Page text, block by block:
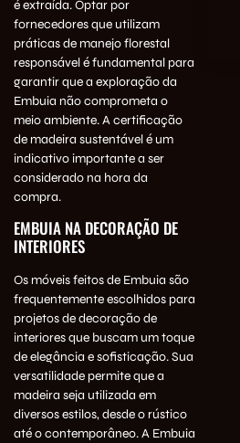
é extraída. Optar por
fornecedores que utilizam
práticas de manejo florestal
responsável é fundamental para
garantir que a exploração da
Embuia não comprometa o
meio ambiente. A certificação
de madeira sustentável é um
indicativo importante a ser
considerado na hora da
compra.
EMBUIA NA DECORAÇÃO DE
INTERIORES
Os móveis feitos de Embuia são
frequentemente escolhidos para
projetos de decoração de
interiores que buscam um toque
de elegância e sofisticação. Sua
versatilidade permite que a
madeira seja utilizada em
diversos estilos, desde o rústico
até o contemporâneo. A Embuia